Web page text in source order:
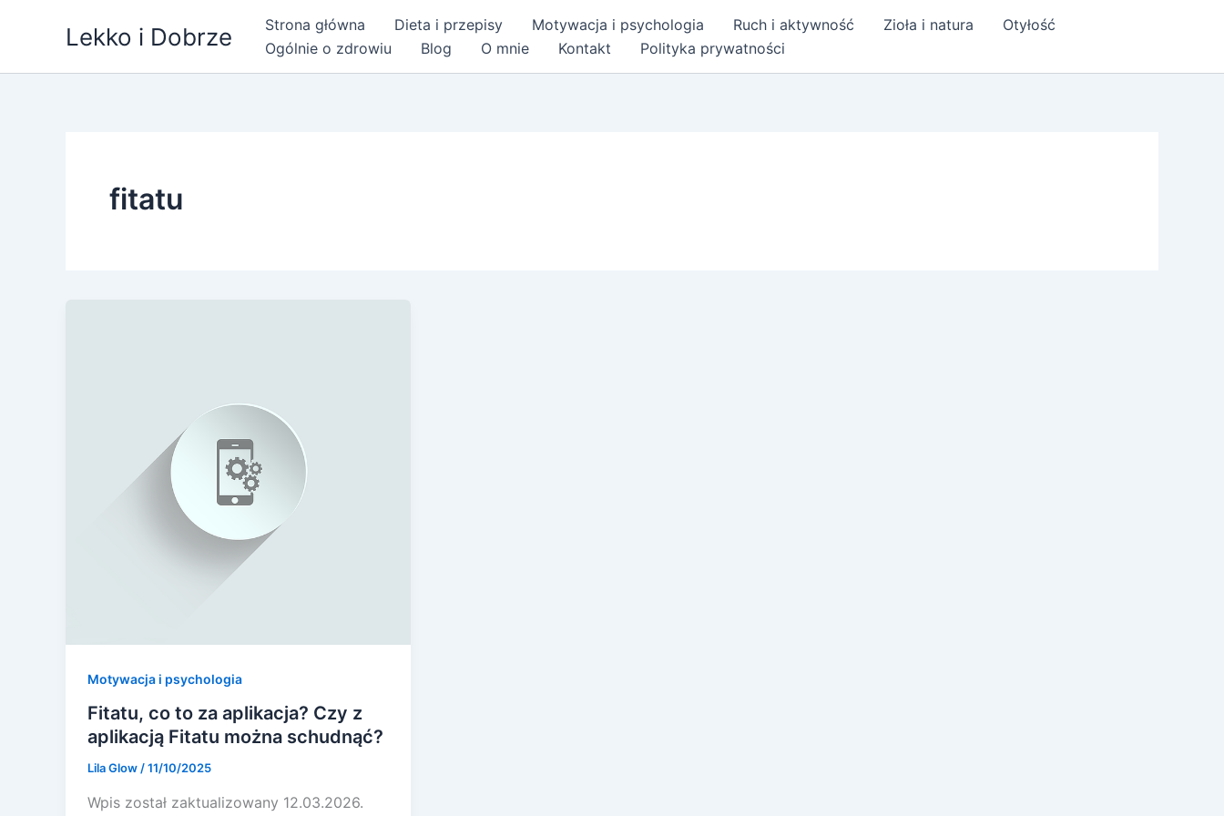
Lekko i Dobrze Strona główna Dieta i przepisy Motywacja i psychologia Ruch i aktywność Zioła i natura
Otyłość
Ogólnie o zdrowiu
Blog O mnie Kontakt Polityka prywatności
fitatu
Motywacja i psychologia
Fitatu, co to za aplikacja? Czy z
aplikacją Fitatu można schudnąć?
Lila Glow/11/10/2025
Wpis został zaktualizowany 12.03.2026.